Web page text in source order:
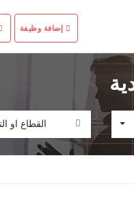
إضافة وظيفة
القطاع او